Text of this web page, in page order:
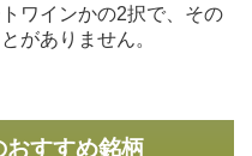
ワインかの2択で、その
がありません。
すすめ銘柄